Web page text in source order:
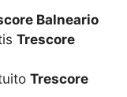
Balneario
Trescore
Trescore